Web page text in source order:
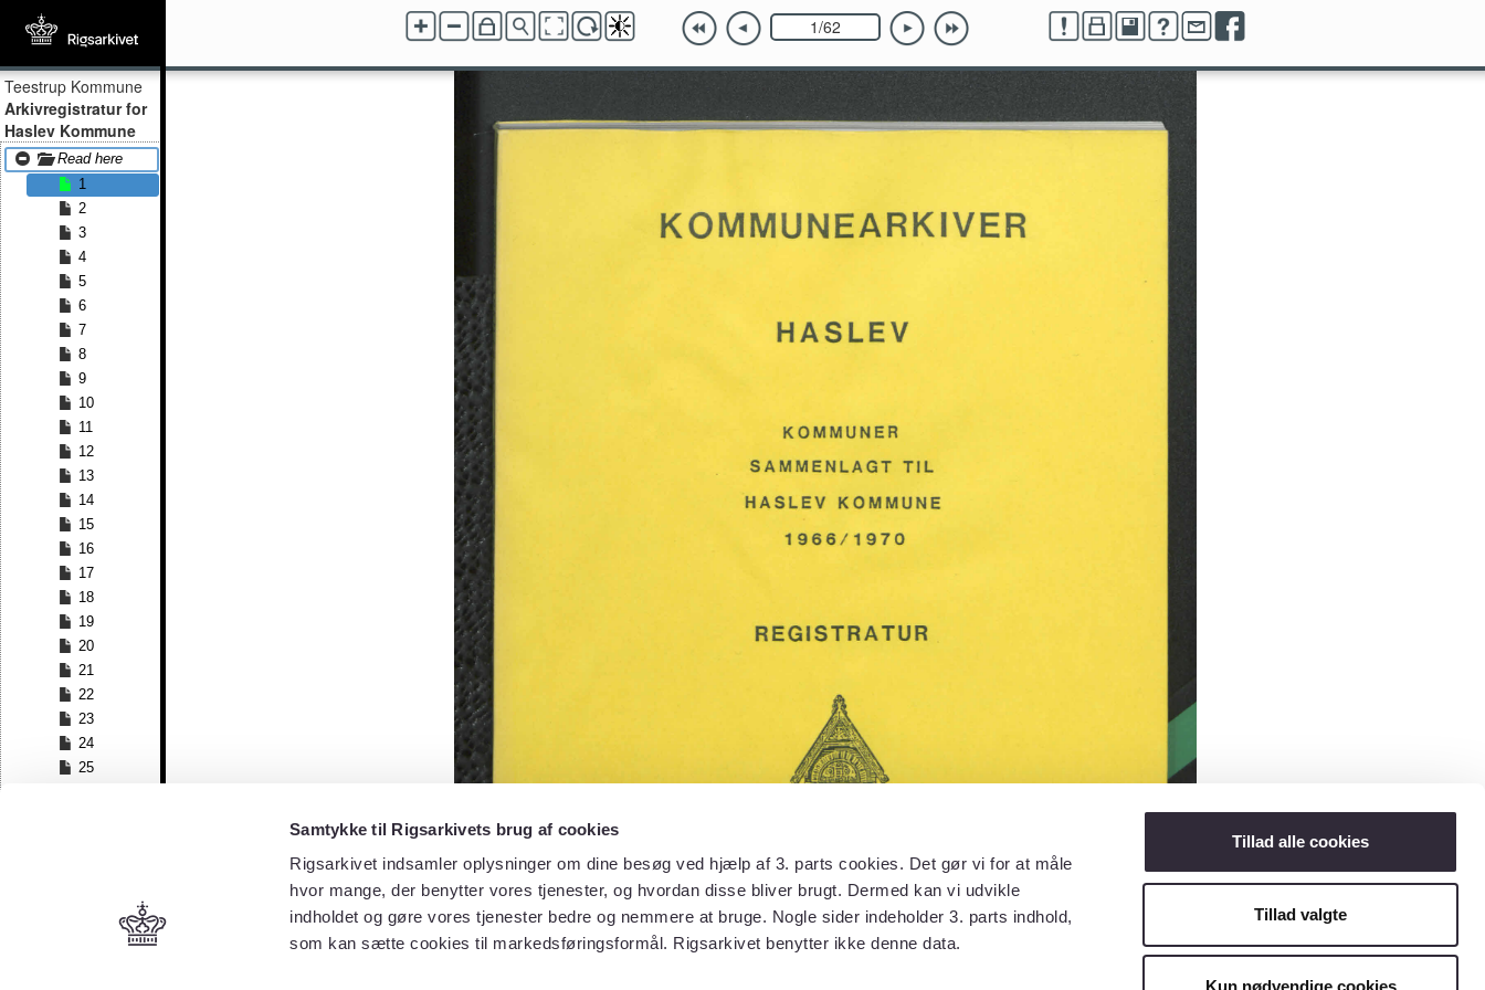
Samtykke til Rigsarkivets brug af cookies
Rigsarkivet indsamler oplysninger om dine besøg ved hjælp af 3. parts cookies. Det gør vi for at måle
hvor mange, der benytter vores tjenester, og hvordan disse bliver brugt. Dermed kan vi udvikle
indholdet og gøre vores tjenester bedre og nemmere at bruge. Nogle sider indeholder 3. parts indhold,
som kan sætte cookies til markedsføringsformål. Rigsarkivet benytter ikke denne data.
Tillad alle cookies
Tillad valgte
Kun nødvendige cookies
Teestrup Kommune
Arkivregistratur for
Haslev Kommune
Read here
1
2
3
4
5
6
7
8
9
10
11
12
13
14
15
16
17
18
19
20
21
22
23
24
25